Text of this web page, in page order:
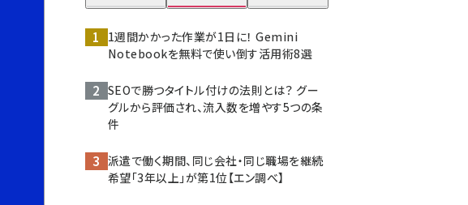
1週間かかった作業が1日に！ Gemini
Notebookを無料で使い倒す活用術8選
SEOで勝つタイトル付けの法則とは？ グー
グルから評価され、流入数を増やす5つの条
件
派遣で働く期間、同じ会社・同じ職場を継続
希望「3年以上」が第1位【エン調べ】